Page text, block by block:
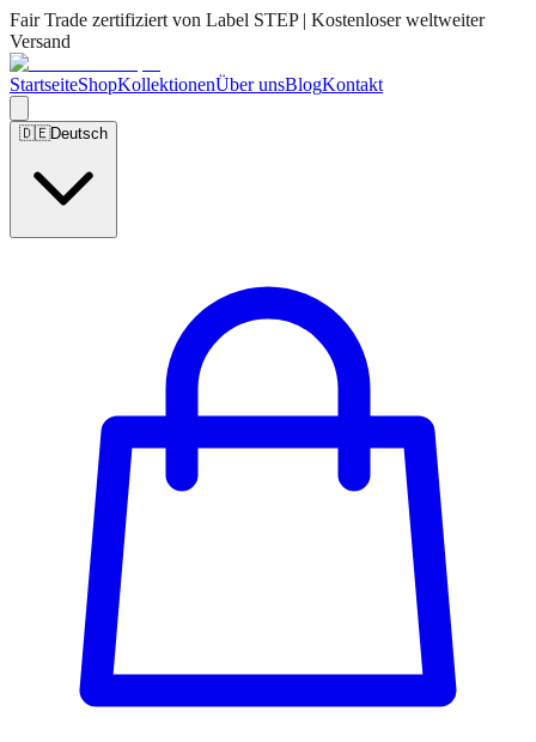
Fair Trade zertifiziert von Label STEP | Kostenloser weltweiter
Versand
StartseiteShopKollektionenÜber unsBlogKontakt
🇩🇪Deutsch